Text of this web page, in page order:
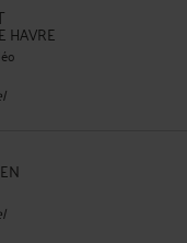
HAVRE